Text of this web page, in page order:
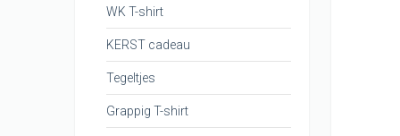
WK T-shirt
KERST cadeau
Tegeltjes
Grappig T-shirt